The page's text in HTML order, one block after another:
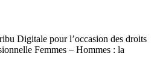
Digitale pour l’occasion des droits
Femmes – Hommes : la